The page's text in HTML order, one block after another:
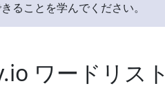
ることを学んでください。
ワードリスト